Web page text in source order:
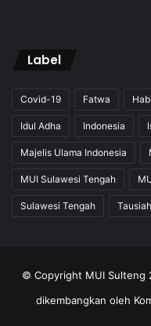
Label
Covid-19 Fatwa
Idul Adha Indonesia
Majelis Ulama Indonesia
MUI Sulawesi Tengah
Sulawesi Tengah Tausiah
© Copyright MUI Sulteng
dikembangkan oleh